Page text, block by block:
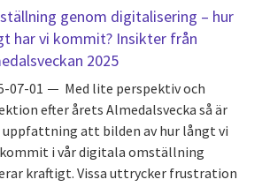
genom digitalisering – hur
har vi kommit? Insikter från
2025
07-01
Med lite perspektiv och
efter årets Almedalsvecka så är
uppfattning att bilden av hur långt vi
i vår digitala omställning
kraftigt. Vissa uttrycker frustration